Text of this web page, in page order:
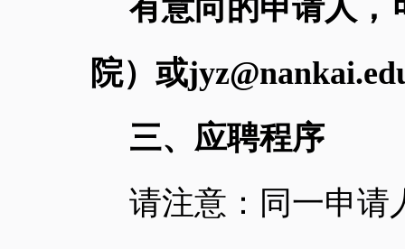
有意向的申请人，
院）或
三、应聘程序
请注意：同一申请